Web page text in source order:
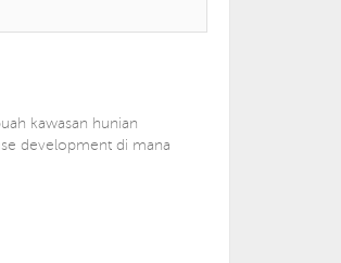
kawasan hunian
development di mana